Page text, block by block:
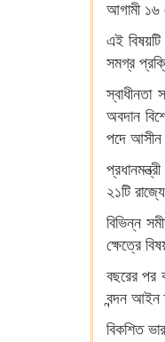
আগামী ১৬
এই
সমগ্র
স্বাধীনতা
অবদান
পদে আসীন
২১টি
বিভিন্ন
ক্ষেত্রে
বছরের পর
বন্দন আইন
বিকশিত